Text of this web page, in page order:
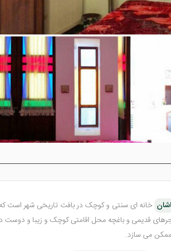
خانه ای سنتی و کوچک در بافت تاریخی شهر است
قدیمی و باغچه محل اقامتی کوچک و زیبا و دوست
ممکن می سازد.